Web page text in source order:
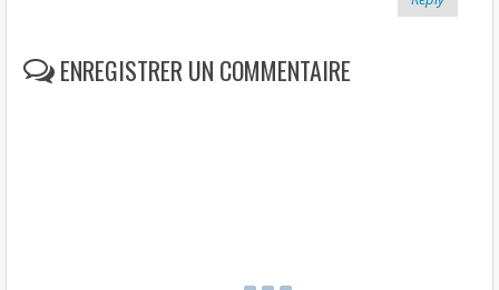
ENREGISTRER UN COMMENTAIRE